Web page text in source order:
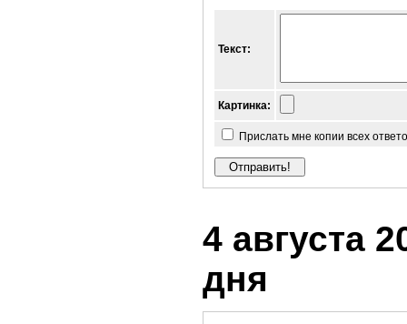
Текст:
Картинка:
Прислать мне копии всех
4 августа
дня